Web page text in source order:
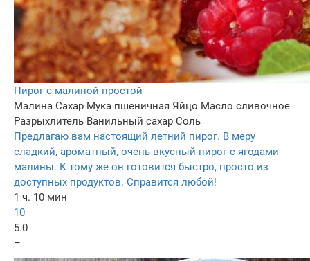
Пирог с малиной простой
Малина Сахар Мука пшеничная Яйцо Масло сливочное
Разрыхлитель Ванильный сахар Соль
Предлагаю вам настоящий летний пирог. В меру
сладкий, ароматный, очень вкусный пирог с ягодами
малины. К тому же он готовится быстро, просто из
доступных продуктов. Справится любой!
1 ч. 10 мин
10
5.0
–